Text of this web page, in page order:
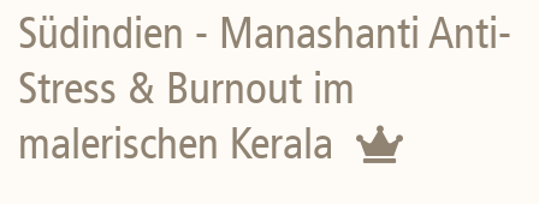
Rundreisen
Themen
Länder
Südindien - Manashanti Anti-
Stress & Burnout im
malerischen Kerala